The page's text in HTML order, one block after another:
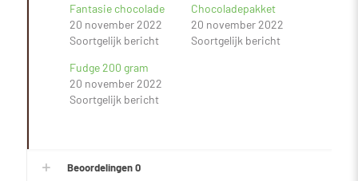
Fantasie chocolade
20 november 2022
Soortgelijk bericht
Chocoladepakket
20 november 2022
Soortgelijk bericht
Fudge 200 gram
20 november 2022
Soortgelijk bericht
Beoordelingen0